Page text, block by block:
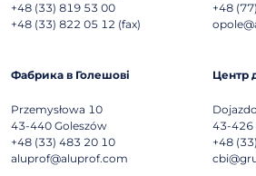
+48 (33) 819 53 00
+48 (33) 822 05 12 (fax)
+48
Фабрика в Голешові
Przemysłowa 10
43-440 Goleszów
+48 (33) 483 20 10
aluprof@aluprof.com
Центр
43-426
+48